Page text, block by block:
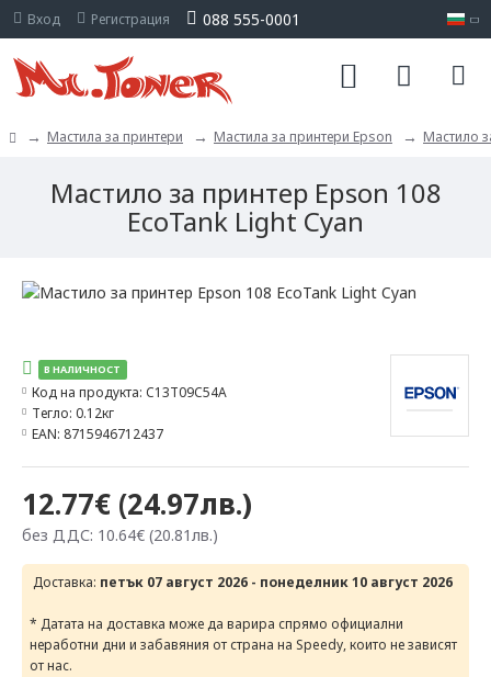
Вход Регистрация 088 555-0001
Мастила за принтери Мастила за принтери Epson Мастило
Мастило за принтер Epson 108
EcoTank Light Cyan
12.77€ (24.97лв.)
без ДДС: 10.64€ (20.81лв.)
В НАЛИЧНОСТ
Код на продукта: C13T09C54A
Тегло: 0.12кг
EAN: 8715946712437
Доставка: петък 07 август 2026 - понеделник 10 август 2026
* Датата на доставка може да варира спрямо официални
неработни дни и забавяния от страна на Speedy, които не зависят
от нас.